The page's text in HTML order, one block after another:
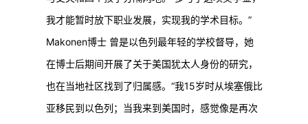
我才能暂时放下职业发展，实现我的学术目标。”
Makonen博士 曾是以色列最年轻的学校督导，她
在博士后期间开展了关于美国犹太人身份的研究，
也在当地社区找到了归属感。“我15岁时从埃塞俄比
亚移民到以色列；当我来到美国时，感觉像是再次